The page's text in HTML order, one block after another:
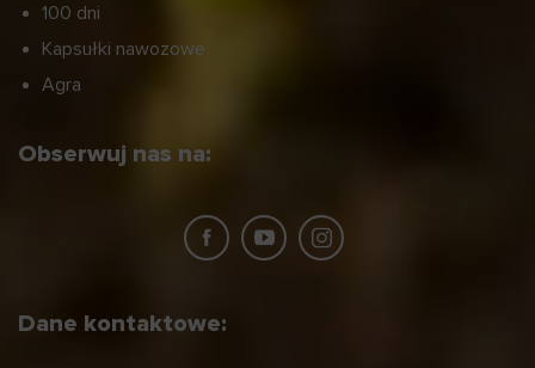
100 dni
Kapsułki nawozowe
Agra
Obserwuj nas na:
Dane kontaktowe: